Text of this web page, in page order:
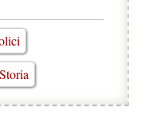
Storia